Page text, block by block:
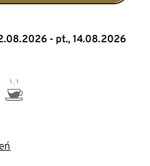
- pt., 14.08.2026